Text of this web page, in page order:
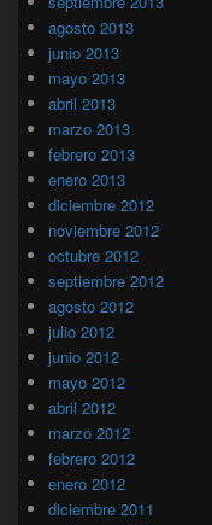
agosto 2013
junio 2013
mayo 2013
abril 2013
marzo 2013
febrero 2013
enero 2013
diciembre 2012
noviembre 2012
octubre 2012
septiembre 2012
agosto 2012
julio 2012
junio 2012
mayo 2012
abril 2012
marzo 2012
febrero 2012
enero 2012
diciembre 2011